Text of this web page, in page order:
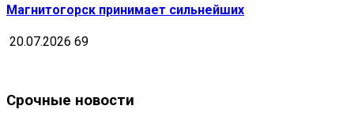
Магнитогорск принимает сильнейших
20.07.2026 69
Срочные новости